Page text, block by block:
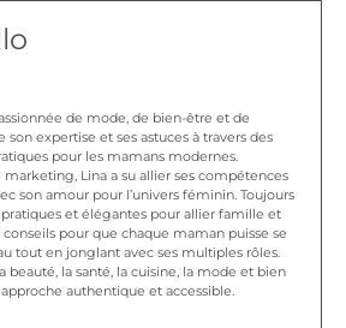
de mode, de bien-être et de
son expertise et ses astuces à travers des
pour les mamans modernes.
Lina a su allier ses compétences
son amour pour l’univers féminin. Toujours
et élégantes pour allier famille et
pour que chaque maman puisse se
tout en jonglant avec ses multiples rôles.
beauté, la santé, la cuisine, la mode et bien
authentique et accessible.